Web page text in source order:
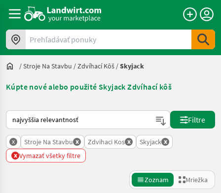
Prehľadávať ponuky
/Stroje Na Stavbu /Zdvíhací Kôš /Skyjack
Kúpte nové alebo použité Skyjack Zdvíhací kôš
Takto sa vykonáva triedenie na Landwirt.com
Filtre
x Stroje Na Stavbu x Zdvihaci Kos x Skyjack x
x Vymazať všetky filtre
Zoznam Mriežka